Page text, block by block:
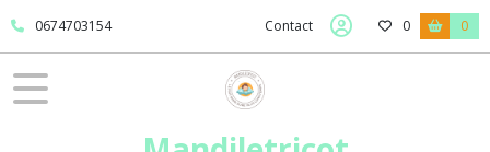
0674703154 Contact 0 0